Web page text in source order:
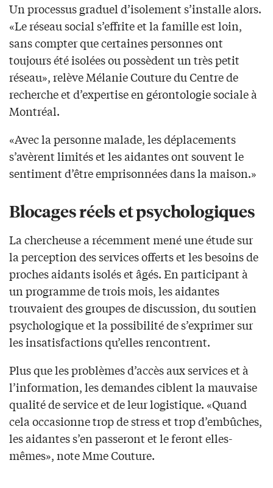
Un processus graduel d’isolement s’installe alors.
«Le réseau social s’effrite et la famille est loin,
sans compter que certaines personnes ont
toujours été isolées ou possèdent un très petit
réseau», relève Mélanie Couture du Centre de
recherche et d’expertise en gérontologie sociale à
Montréal.
«Avec la personne malade, les déplacements
s’avèrent limités et les aidantes ont souvent le
sentiment d’être emprisonnées dans la maison.»
Blocages réels et psychologiques
La chercheuse a récemment mené une étude sur
la perception des services offerts et les besoins de
proches aidants isolés et âgés. En participant à
un programme de trois mois, les aidantes
trouvaient des groupes de discussion, du soutien
psychologique et la possibilité de s’exprimer sur
les insatisfactions qu’elles rencontrent.
Plus que les problèmes d’accès aux services et à
l’information, les demandes ciblent la mauvaise
qualité de service et de leur logistique. «Quand
cela occasionne trop de stress et trop d’embûches,
les aidantes s’en passeront et le feront elles-
mêmes», note Mme Couture.